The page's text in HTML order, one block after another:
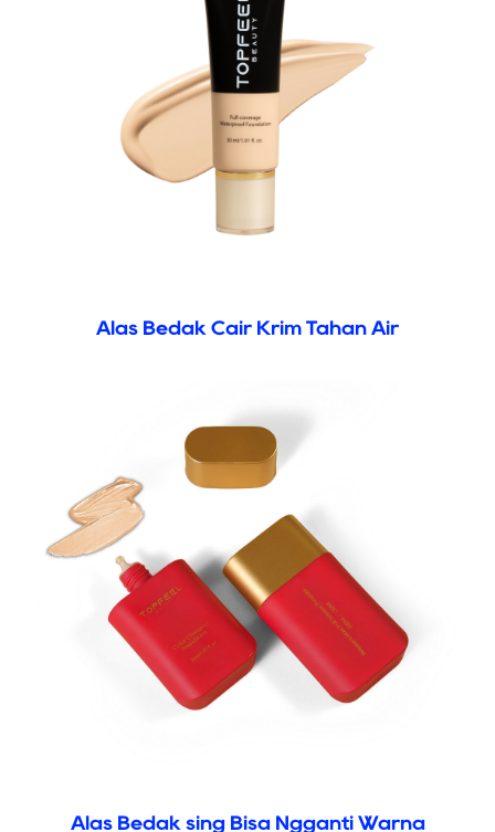
Alas Bedak Cair Krim Tahan Air
Alas Bedak sing Bisa Ngganti Warna